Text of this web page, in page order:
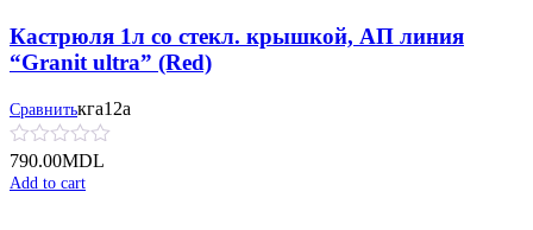
Кастрюля 1л со стекл. крышкой, АП линия
“Granit ultra” (Red)
Сравнитькга12а
790.00MDL
Add to cart